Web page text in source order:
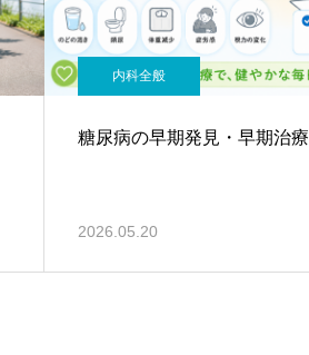
内科全般
糖尿病の早期発見・早期治療
2026.05.20